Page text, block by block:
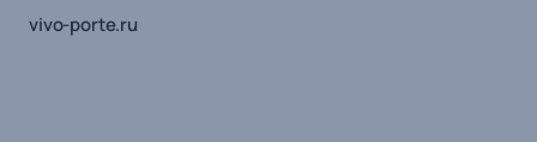
vivo-porte.ru